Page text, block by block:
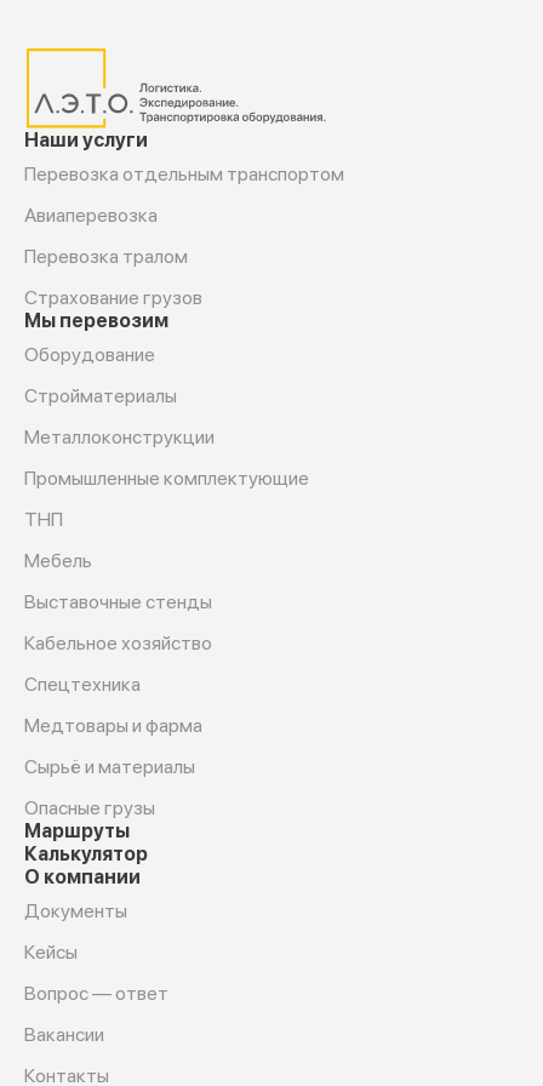
Наши услуги
Перевозка отдельным транспортом
Авиаперевозка
Перевозка тралом
Страхование грузов
Мы перевозим
Оборудование
Cтройматериалы
Металлоконструкции
Промышленные комплектующие
ТНП
Мебель
Выставочные стенды
Кабельное хозяйство
Спецтехника
Медтовары и фарма
Сырьё и материалы
Опасные грузы
Маршруты
Калькулятор
О компании
Документы
Кейсы
Вопрос — ответ
Вакансии
Контакты